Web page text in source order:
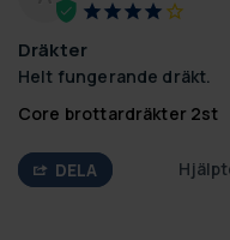
Dräkter
Helt fungerande dräkt.
Core brottardräkter 2st
DELA